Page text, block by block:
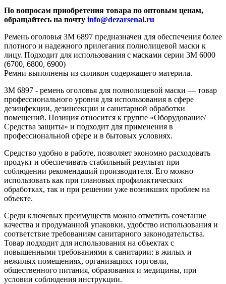
По вопросам приобретения товара по оптовым ценам,
обращайтесь на почту info@dezarsenal.ru
Ремень оголовья 3М 6897 предназначен для обеспечения более
плотного и надежного прилегания полнолицевой маски к
лицу. Подходит для использования с масками серии 3М 6000
(6700, 6800, 6900)
Ремни выполнены из силикон содержащего материла.
3М 6897 - ремень оголовья для полнолицевой маски — товар
профессионального уровня для использования в сфере
дезинфекции, дезинсекции и санитарной обработки
помещений. Позиция относится к группе «Оборудование/
Средства защиты» и подходит для применения в
профессиональной сфере и в бытовых условиях.
Средство удобно в работе, позволяет экономно расходовать
продукт и обеспечивать стабильный результат при
соблюдении рекомендаций производителя. Его можно
использовать как при плановых профилактических
обработках, так и при решении уже возникших проблем на
объекте.
Среди ключевых преимуществ можно отметить сочетание
качества и продуманной упаковки, удобство использования и
соответствие требованиям санитарного законодательства.
Товар подходит для использования на объектах с
повышенными требованиями к санитарии: в жилых и
нежилых помещениях, организациях торговли,
общественного питания, образования и медицины, при
условии соблюдения инструкции.